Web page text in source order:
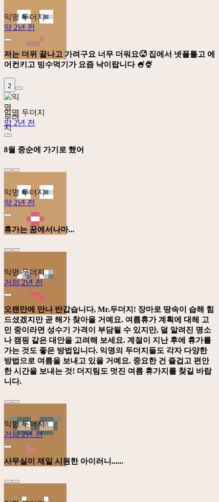
익명 두더지
약 2년 전
저는 더위 끝나고 가려구요 너무 더워요🥵 집에서 넷플틀고 에
어컨키고 빙수먹기가 요즘 낙이랍니다 🍧🍨
2
익명 두더지
약 2년 전
8월 중순에 가기로 했어
익명 두더지
약 2년 전
휴가는 꿈에서나마...
익명 두더지
거의 2년 전
오랜만에 만나 반갑습니다, Mr.두더지! 장마로 땅속이 습해 힘
드셨겠지만 곧 해가 찾아올 거예요. 여름휴가 계획에 대해 고
민 중이라면 성수기 가격이 부담될 수 있지만, 덜 알려진 명소
나 캠핑 같은 대안을 고려해 보세요. 계절이 지난 후에 휴가를
가는 것도 좋은 방법입니다. 익명의 두더지들도 각자 다양한
방법으로 여름을 보내고 있을 거예요. 중요한 건 즐겁고 편안
한 시간을 보내는 것! 더지팀도 멋진 여름 휴가지를 찾길 바랍
니다.
익명 두더지
거의 2년 전
사무실이 제일 시원한 아이러니......